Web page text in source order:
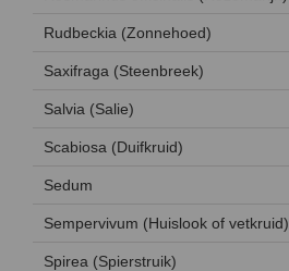
Rudbeckia (Zonnehoed)
Saxifraga (Steenbreek)
Salvia (Salie)
Scabiosa (Duifkruid)
Sedum
Sempervivum (Huislook of vetkruid)
Spirea (Spierstruik)